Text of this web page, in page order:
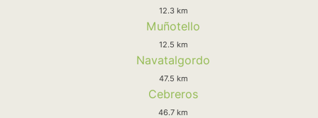
12.3 km
Muñotello
12.5 km
Navatalgordo
47.5 km
Cebreros
46.7 km